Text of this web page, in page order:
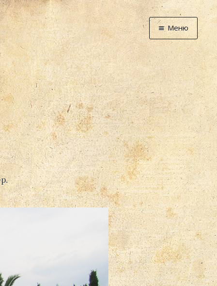
Главная
Новости
Графоманство
* Автотекст
*
* Хронограф
Арт-Рецензии
* Слушать
* Смотреть
* Читать
* По жизни
Блог
⋅
Поиск
Меню